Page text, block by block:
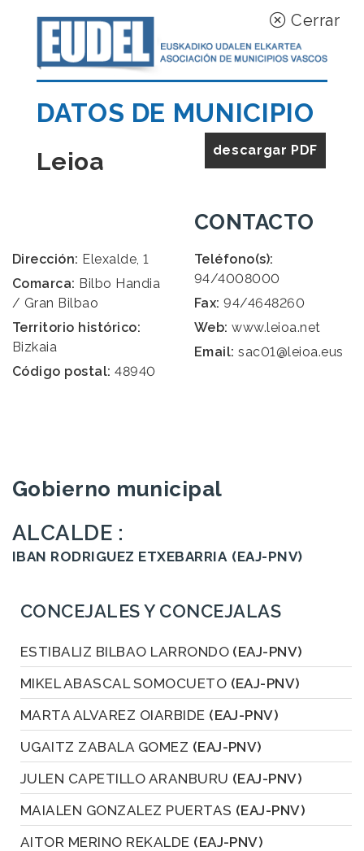
Cerrar
DATOS DE MUNICIPIO
descargar PDF
Leioa
Dirección: Elexalde, 1
Comarca: Bilbo Handia
/ Gran Bilbao
Territorio histórico:
Bizkaia
Código postal: 48940
CONTACTO
Teléfono(s):
94/4008000
Fax: 94/4648260
Web: www.leioa.net
Email: sac01@leioa.eus
Gobierno municipal
ALCALDE :
IBAN RODRIGUEZ ETXEBARRIA (EAJ-PNV)
CONCEJALES Y CONCEJALAS
ESTIBALIZ BILBAO LARRONDO (EAJ-PNV)
MIKEL ABASCAL SOMOCUETO (EAJ-PNV)
MARTA ALVAREZ OIARBIDE (EAJ-PNV)
UGAITZ ZABALA GOMEZ (EAJ-PNV)
JULEN CAPETILLO ARANBURU (EAJ-PNV)
MAIALEN GONZALEZ PUERTAS (EAJ-PNV)
AITOR MERINO REKALDE (EAJ-PNV)